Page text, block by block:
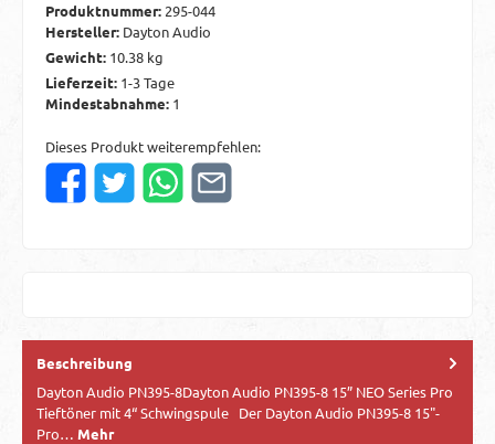
Produktnummer: 295-044
Hersteller: Dayton Audio
Gewicht: 10.38 kg
Lieferzeit: 1-3 Tage
Mindestabnahme: 1
Dieses Produkt weiterempfehlen:
Beschreibung
Dayton Audio PN395-8Dayton Audio PN395-8 15” NEO Series Pro
Tieftöner mit 4“ Schwingspule Der Dayton Audio PN395-8 15"-
Pro… Mehr